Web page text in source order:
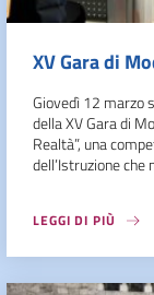
XV Gara di
Giovedì 12 marzo
della XV Gara di
Realtà”, una
dell’Istruzione
LEGGI DI PIÙ